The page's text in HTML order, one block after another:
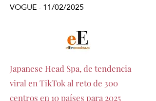
VOGUE - 11/02/2025
Japanese Head Spa, de tendencia
viral en TikTok al reto de 300
centros en 10 países para 2025